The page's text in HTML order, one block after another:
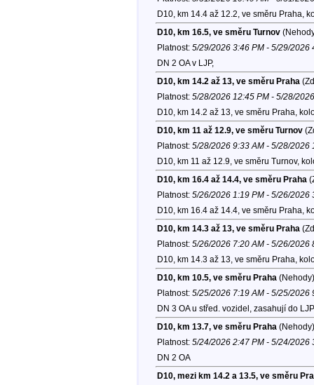
D10, km 14.4 až 12.2, ve směru Praha,
D10, km 16.5, ve směru Turnov
Platnost: 5/29/2026 3:46 PM - 5/29/2026
DN 2 OA v LJP,
D10, km 14.2 až 13, ve směru Praha
Platnost: 5/28/2026 12:45 PM - 5/28/
D10, km 14.2 až 13, ve směru Praha,
D10, km 11 až 12.9, ve směru Turnov
Platnost: 5/28/2026 9:33 AM - 5/28/2026
D10, km 11 až 12.9, ve směru Turnov,
D10, km 16.4 až 14.4, ve směru Praha
Platnost: 5/26/2026 1:19 PM - 5/26/2026
D10, km 16.4 až 14.4, ve směru Praha,
D10, km 14.3 až 13, ve směru Praha
Platnost: 5/26/2026 7:20 AM - 5/26/2026
D10, km 14.3 až 13, ve směru Praha,
D10, km 10.5, ve směru Praha (Nehody)
Platnost: 5/25/2026 7:19 AM - 5/25/2026
DN 3 OA u střed. vozidel, zasahují do
D10, km 13.7, ve směru Praha (Nehody)
Platnost: 5/24/2026 2:47 PM - 5/24/2026
DN 2 OA
D10, mezi km 14.2 a 13.5, ve směru